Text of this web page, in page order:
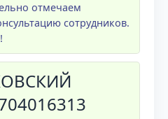
отмечаем
сотрудников.